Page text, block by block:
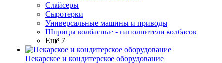
Слайсеры
Сыротерки
Универсальные машины и приводы
Шприцы колбасные - наполнители колбасок
Ещё 7
Пекарское и кондитерское оборудование